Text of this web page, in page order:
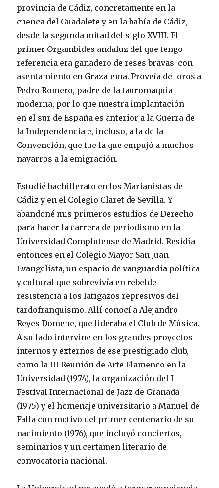
provincia de Cádiz, concretamente en la
cuenca del Guadalete y en la bahía de Cádiz,
desde la segunda mitad del siglo XVIII. El
primer Orgambides andaluz del que tengo
referencia era ganadero de reses bravas, con
asentamiento en Grazalema. Proveía de toros a
Pedro Romero, padre de la tauromaquia
moderna, por lo que nuestra implantación
en el sur de España es anterior a la Guerra de
la Independencia e, incluso, a la de la
Convención, que fue la que empujó a muchos
navarros a la emigración.
Estudié bachillerato en los Marianistas de
Cádiz y en el Colegio Claret de Sevilla. Y
abandoné mis primeros estudios de Derecho
para hacer la carrera de periodismo en la
Universidad Complutense de Madrid. Residía
entonces en el Colegio Mayor San Juan
Evangelista, un espacio de vanguardia política
y cultural que sobrevivía en rebelde
resistencia a los latigazos represivos del
tardofranquismo. Allí conocí a Alejandro
Reyes Domene, que lideraba el Club de Música.
A su lado intervine en los grandes proyectos
internos y externos de ese prestigiado club,
como la III Reunión de Arte Flamenco en la
Universidad (1974), la organización del I
Festival Internacional de Jazz de Granada
(1975) y el homenaje universitario a Manuel de
Falla con motivo del primer centenario de su
nacimiento (1976), que incluyó conciertos,
seminarios y un certamen literario de
convocatoria nacional.